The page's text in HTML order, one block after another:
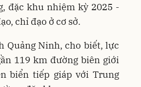
đặc khu nhiệm kỳ 2025 -
chỉ đạo ở cơ sở.
Quảng Ninh, cho biết, lực
119 km đường biên giới
biển tiếp giáp với Trung